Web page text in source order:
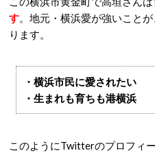
す。地元・横浜愛が強いこと
ります。
・横浜市民に愛されたい
・生まれも育ちも港横浜
このようにTwitterのプロフィ